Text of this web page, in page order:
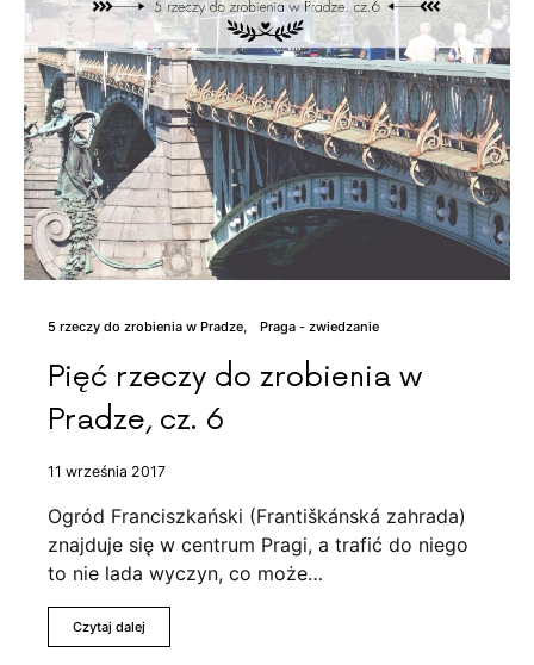
5 rzeczy do zrobienia w Pradze Praga - zwiedzanie
Pięć rzeczy do zrobienia w
Pradze, cz. 6
11 września 2017
Ogród Franciszkański (Františkánská zahrada)
znajduje się w centrum Pragi, a trafić do niego
to nie lada wyczyn, co może…
Czytaj dalej